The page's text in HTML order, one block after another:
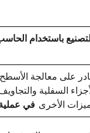
على معالجة
السفلية
الأخرى في